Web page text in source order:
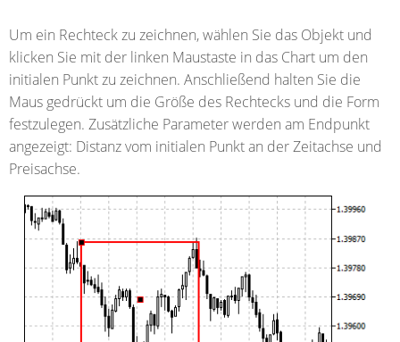
Um ein Rechteck zu zeichnen, wählen Sie das Objekt und
klicken Sie mit der linken Maustaste in das Chart um den
initialen Punkt zu zeichnen. Anschließend halten Sie die
Maus gedrückt um die Größe des Rechtecks und die Form
festzulegen. Zusätzliche Parameter werden am Endpunkt
angezeigt: Distanz vom initialen Punkt an der Zeitachse und
Preisachse.